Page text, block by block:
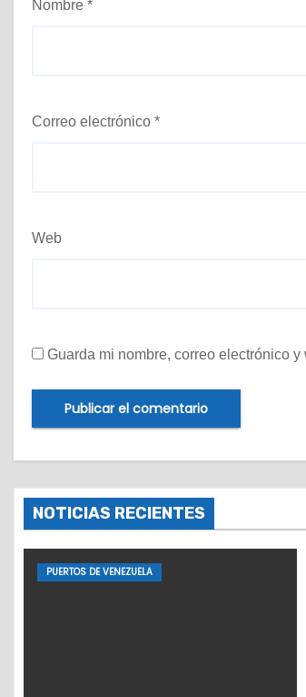
Nombre *
Correo electrónico *
Web
Guarda mi nombre, correo electrónico
NOTICIAS RECIENTES
PUERTOS DE VENEZUELA